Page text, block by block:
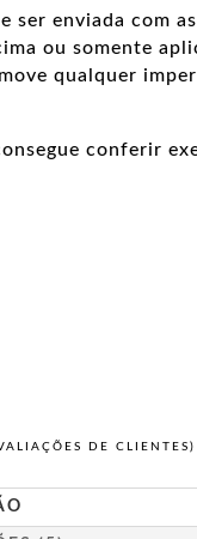
ser enviada com
ou somente
qualquer
conferir
DE CLIENTES)